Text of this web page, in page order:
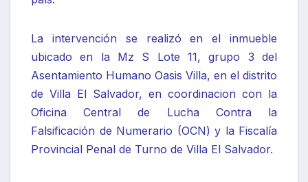
La intervención se realizó en el inmueble
ubicado en la Mz S Lote 11, grupo 3 del
Asentamiento Humano Oasis Villa, en el distrito
de Villa El Salvador, en coordinacion con la
Oficina Central de Lucha Contra la
Falsificación de Numerario (OCN) y la Fiscalía
Provincial Penal de Turno de Villa El Salvador.